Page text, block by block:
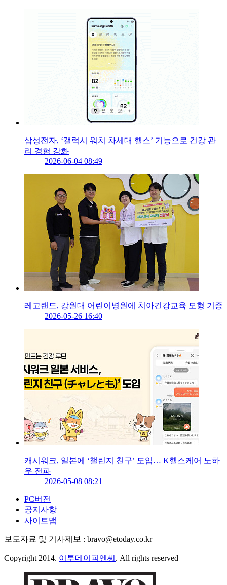
삼성전자, ‘갤럭시 워치 차세대 헬스’ 기능으로 건강 관
리 경험 강화
2026-06-04 08:49
레고랜드, 강원대 어린이병원에 치아건강교육 모형 기증
2026-05-26 16:40
캐시워크, 일본에 ‘챌린지 친구’ 도입… K헬스케어 노하
우 전파
2026-05-08 08:21
PC버전
공지사항
사이트맵
보도자료 및 기사제보 : bravo@etoday.co.kr
Copyright 2014. 이투데이피엔씨 . All rights reserved